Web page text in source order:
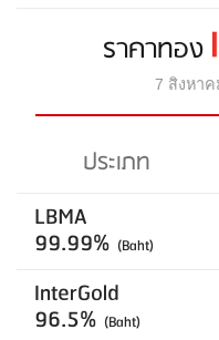
ราคาทอง
7 สิงหาค
ประเภท
LBMA
99.99% (Baht)
InterGold
96.5% (Baht)